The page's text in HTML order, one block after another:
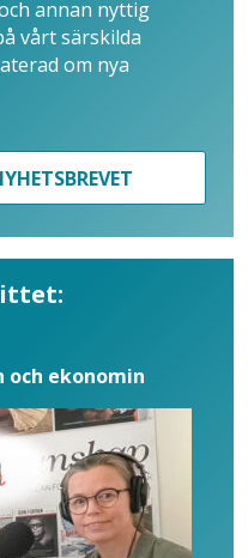
annan nyttig
vårt särskilda
om nya
och ekonomin